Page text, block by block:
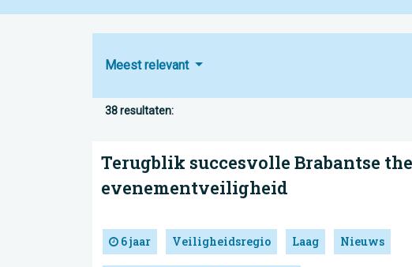
Meest relevant
38 resultaten:
Terugblik succesvolle Brabantse
evenementveiligheid
6 jaar Veiligheidsregio Laag Nieuws